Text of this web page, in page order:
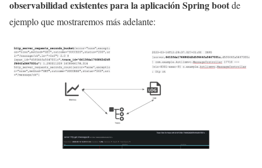
observabilidad existentes para la aplicación Spring bootde
ejemplo que mostraremos más adelante: